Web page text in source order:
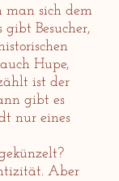
man sich dem
Besucher,
Hupe,
ist der
gibt es
nur eines
Aber